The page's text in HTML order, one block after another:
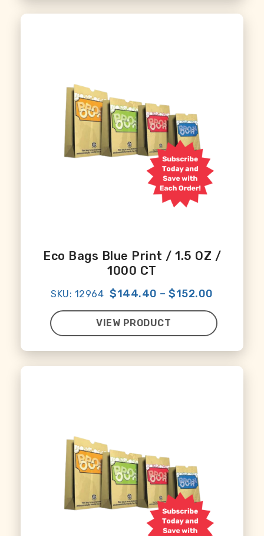
Eco Bags Blue Print / 1.5 OZ /
1000 CT
SKU: 12964 $144.40 –$152.00
VIEW PRODUCT